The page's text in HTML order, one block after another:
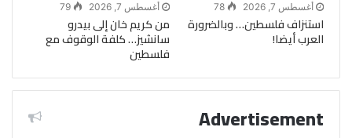
أغسطس 7, 2026 78
استنزاف فلسطين… وبالضرورة
العرب أيضا!
أغسطس 7, 2026 79
من كريم خان إلى بيدرو
سانشيز… كلفة الوقوف مع
فلسطين
Advertisement